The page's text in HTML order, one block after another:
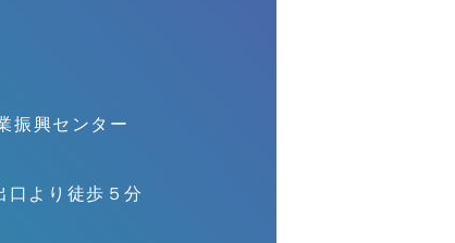
振興センター
口より徒歩５分